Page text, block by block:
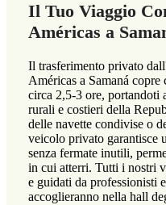
Il Tuo Viaggio
Américas a
Il trasferimento privato
Américas a Samaná
circa 2,5-3 ore, portandoti
rurali e costieri della
delle navette condivise o
veicolo privato garantisce
senza fermate inutili,
in cui atterri. Tutti i nostri
e guidati da professionisti
accoglieranno nella hall